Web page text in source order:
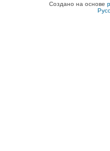
Создано на основе